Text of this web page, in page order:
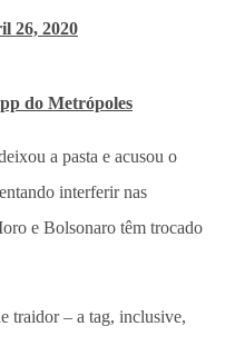
26, 2020
do Metrópoles
a pasta e acusou o
interferir nas
e Bolsonaro têm trocado
traidor – a tag, inclusive,